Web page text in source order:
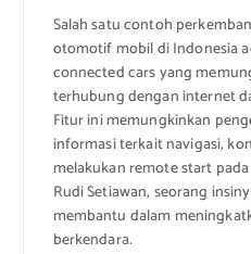
Salah satu contoh
otomotif mobil di Indonesia
connected cars yang
terhubung dengan internet
Fitur ini memungkinkan
informasi terkait navigasi,
melakukan remote start
Rudi Setiawan, seorang
membantu dalam
berkendara.